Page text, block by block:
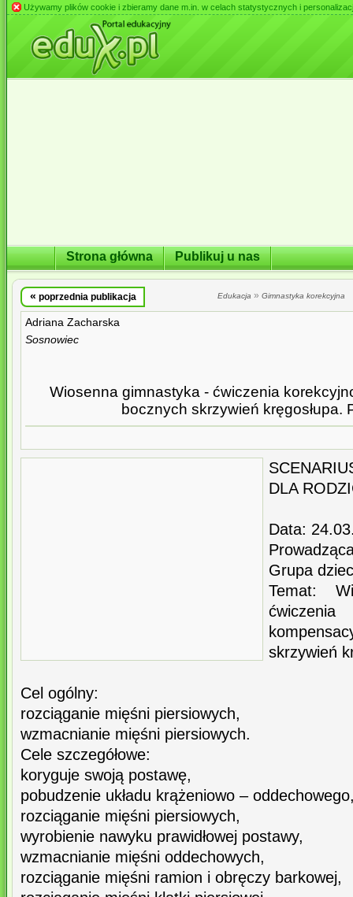
Używamy plików cookie i zbieramy dane m.in. w celach statystycznych i
Strona główna Publikuj u nas
« poprzednia publikacja Edukacja » Gimnastyka korekcyjna
Adriana Zacharska
Sosnowiec
Wiosenna gimnastyka - ćwiczenia
bocznych skrzywień kręgosłupa.
DLA
Data:
Grupa
Temat:
skrzywień
Cel ogólny:
rozciąganie mięśni piersiowych,
wzmacnianie mięśni piersiowych.
Cele szczegółowe:
koryguje swoją postawę,
pobudzenie układu krążeniowo –
rozciąganie mięśni piersiowych,
wyrobienie nawyku prawidłowej postawy,
wzmacnianie mięśni oddechowych,
rozciąganie mięśni ramion i obręczy barkowej,